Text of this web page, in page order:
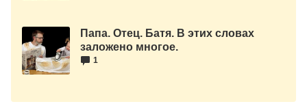
Папа. Отец. Батя. В этих словах
заложено многое.
1